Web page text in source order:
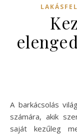
A barkácsolás világa számos lehetőséget kínál mindazok
számára, akik
saját kezűleg